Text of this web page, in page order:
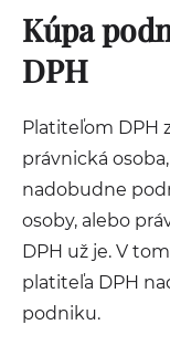
Kúpa
DPH
Platiteľom DPH
právnická
nadobudne
osoby, alebo
DPH už je. V
platiteľa DPH
podniku.